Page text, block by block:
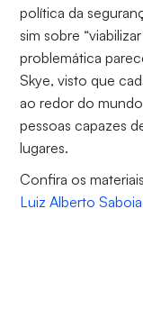
política da
sim sobre
problemática
Skye, visto que
ao redor do
pessoas capazes
lugares.
Confira os
Luiz Alberto